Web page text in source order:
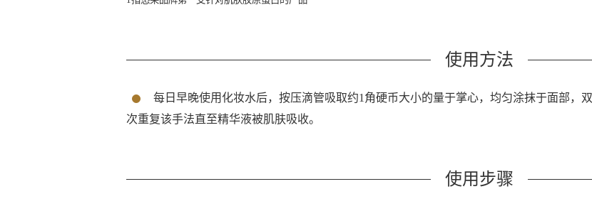
使用方法
每日早晚使用化妆水后，按压滴管吸取约1角硬币大小的量于掌心，均匀涂抹于面部，
次重复该手法直至精华液被肌肤吸收。
使用步骤